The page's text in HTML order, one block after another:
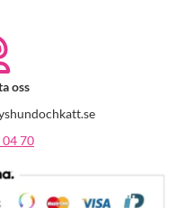
oss
04 70